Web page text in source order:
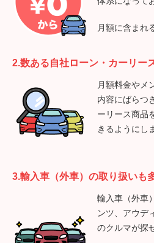
月額に含まれ
2.数ある自社ローン・カーリー
月額料金やメ
内容にばらつ
ーリース商品
きるようにし
3.輸入車（外車）の取り扱いも
輸入車（外車
ンツ、アウデ
のクルマが探